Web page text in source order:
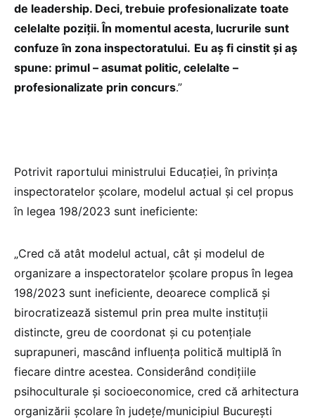
de leadership. Deci, trebuie profesionalizate toate
celelalte poziții. În momentul acesta, lucrurile sunt
confuze în zona inspectoratului. Eu aș fi cinstit și aș
spune: primul – asumat politic, celelalte –
profesionalizate prin concurs.”
Potrivit raportului ministrului Educației, în privința
inspectoratelor școlare, modelul actual și cel propus
în legea 198/2023 sunt ineficiente:
„Cred că atât modelul actual, cât și modelul de
organizare a inspectoratelor școlare propus în legea
198/2023 sunt ineficiente, deoarece complică și
birocratizează sistemul prin prea multe instituții
distincte, greu de coordonat și cu potențiale
suprapuneri, mascând influența politică multiplă în
fiecare dintre acestea. Considerând condițiile
psihoculturale și socioeconomice, cred că arhitectura
organizării școlare în județe/municipiul București